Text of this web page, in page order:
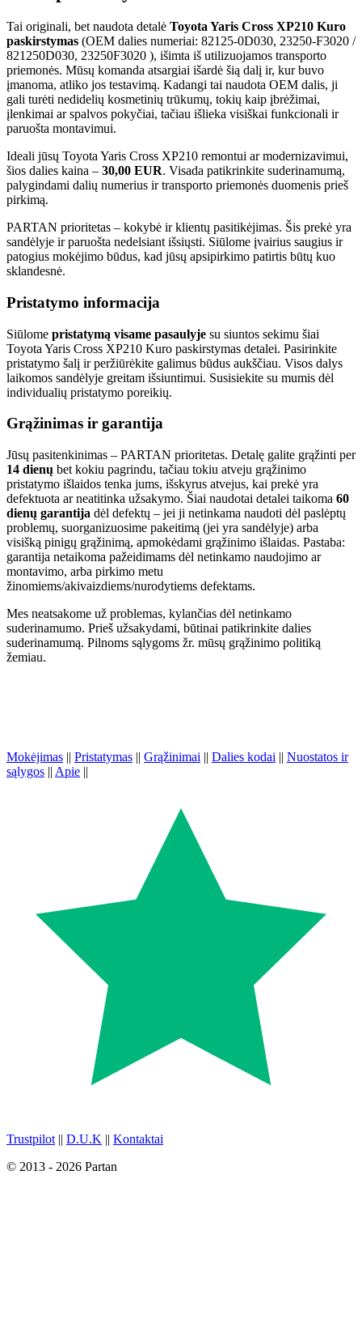
Tai originali, bet naudota detalė Toyota Yaris Cross XP210 Kuro
paskirstymas (OEM dalies numeriai: 82125-0D030, 23250-F3020 /
821250D030, 23250F3020 ), išimta iš utilizuojamos transporto
priemonės. Mūsų komanda atsargiai išardė šią dalį ir, kur buvo
įmanoma, atliko jos testavimą. Kadangi tai naudota OEM dalis, ji
gali turėti nedidelių kosmetinių trūkumų, tokių kaip įbrėžimai,
įlenkimai ar spalvos pokyčiai, tačiau išlieka visiškai funkcionali ir
paruošta montavimui.
Ideali jūsų Toyota Yaris Cross XP210 remontui ar modernizavimui,
šios dalies kaina – 30,00 EUR. Visada patikrinkite suderinamumą,
palygindami dalių numerius ir transporto priemonės duomenis prieš
pirkimą.
PARTAN prioritetas – kokybė ir klientų pasitikėjimas. Šis prekė yra
sandėlyje ir paruošta nedelsiant išsiųsti. Siūlome įvairius saugius ir
patogius mokėjimo būdus, kad jūsų apsipirkimo patirtis būtų kuo
sklandesnė.
Pristatymo informacija
Siūlome pristatymą visame pasaulyje su siuntos sekimu šiai
Toyota Yaris Cross XP210 Kuro paskirstymas detalei. Pasirinkite
pristatymo šalį ir peržiūrėkite galimus būdus aukščiau. Visos dalys
laikomos sandėlyje greitam išsiuntimui. Susisiekite su mumis dėl
individualių pristatymo poreikių.
Grąžinimas ir garantija
Jūsų pasitenkinimas – PARTAN prioritetas. Detalę galite grąžinti per
14 dienų bet kokiu pagrindu, tačiau tokiu atveju grąžinimo
pristatymo išlaidos tenka jums, išskyrus atvejus, kai prekė yra
defektuota ar neatitinka užsakymo. Šiai naudotai detalei taikoma 60
dienų garantija dėl defektų – jei ji netinkama naudoti dėl paslėptų
problemų, suorganizuosime pakeitimą (jei yra sandėlyje) arba
visišką pinigų grąžinimą, apmokėdami grąžinimo išlaidas. Pastaba:
garantija netaikoma pažeidimams dėl netinkamo naudojimo ar
montavimo, arba pirkimo metu
žinomiems/akivaizdiems/nurodytiems defektams.
Mes neatsakome už problemas, kylančias dėl netinkamo
suderinamumo. Prieš užsakydami, būtinai patikrinkite dalies
suderinamumą. Pilnoms sąlygoms žr. mūsų grąžinimo politiką
žemiau.
Mokėjimas || Pristatymas || Grąžinimai || Dalies kodai || Nuostatos ir
sąlygos || Apie ||
Trustpilot || D.U.K || Kontaktai
© 2013 - 2026 Partan